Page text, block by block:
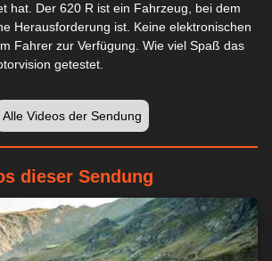
Ihre Privatsphäre
wie eindeutige Kennungen und
die von einem Gerät für personalisierte
Werbung und Inhaltsmessung,
und Serviceentwicklung gesendet
dürfen wir und unsere Partner über
hat. Der 620 R ist ein Fahrzeug, bei dem
Herausforderung ist. Keine elektronischen
Fahrer zur Verfügung. Wie viel Spaß das
getestet.
Alle Videos der Sendung
dieser Sendung